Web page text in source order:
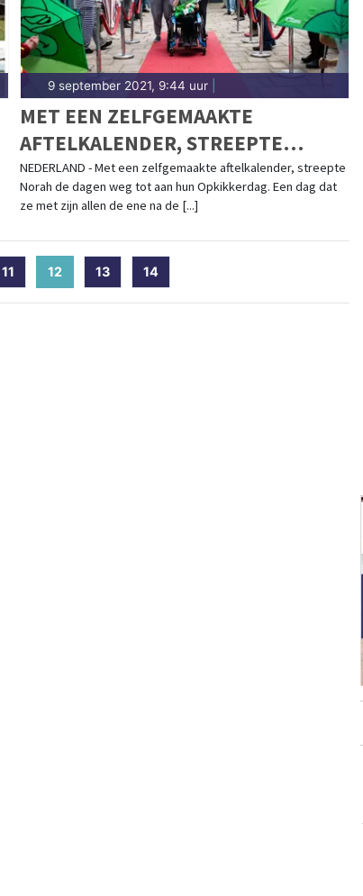
9 september 2021, 9:44 uur|
MET EEN ZELFGEMAAKTE
AFTELKALENDER, STREEPTE
NORAH DE DAGEN WEG TOT AAN
HUN OPKIKKERDAG
NEDERLAND - Met een zelfgemaakte aftelkalender, streepte
Norah de dagen weg tot aan hun Opkikkerdag. Een dag dat
ze met zijn allen de ene na de [...]
11 12 (current)
13 14